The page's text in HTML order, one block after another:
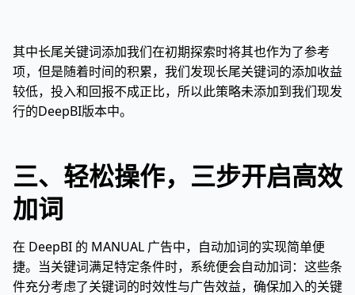
其中长尾关键词添加我们在初期探索时将其也作为了参考
项，但是随着时间的积累，我们发现长尾关键词的添加收益
较低，投入和回报不成正比，所以此策略未添加到我们现发
行的DeepBI版本中。
三、轻松操作，三步开启高效
加词
在 DeepBI 的 MANUAL 广告中，自动加词的实现简单便
捷。当关键词满足特定条件时，系统便会自动加词：这些条
件充分考虑了关键词的时效性与广告效益，确保加入的关键